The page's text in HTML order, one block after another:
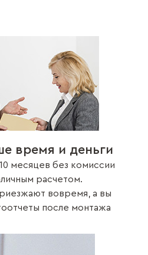
время и деньги
месяцев без комиссии
расчетом.
вовремя, а вы
после монтажа